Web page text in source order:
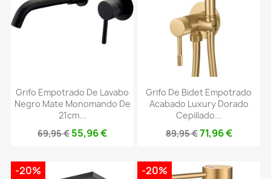
Grifo Empotrado De Lavabo
Negro Mate Monomando De
21cm...
69,95 € 55,96 €
Grifo De Bidet Empotrado
Acabado Luxury Dorado
Cepillado...
89,95 €71,96 €
-20% -20%